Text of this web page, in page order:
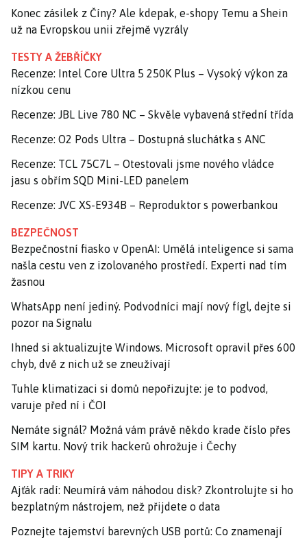
Konec zásilek z Číny? Ale kdepak, e-shopy Temu a Shein
už na Evropskou unii zřejmě vyzrály
TESTY A ŽEBŘÍČKY
Recenze: Intel Core Ultra 5 250K Plus – Vysoký výkon za
nízkou cenu
Recenze: JBL Live 780 NC – Skvěle vybavená střední třída
Recenze: O2 Pods Ultra – Dostupná sluchátka s ANC
Recenze: TCL 75C7L – Otestovali jsme nového vládce
jasu s obřím SQD Mini-LED panelem
Recenze: JVC XS-E934B – Reproduktor s powerbankou
BEZPEČNOST
Bezpečnostní fiasko v OpenAI: Umělá inteligence si sama
našla cestu ven z izolovaného prostředí. Experti nad tím
žasnou
WhatsApp není jediný. Podvodníci mají nový fígl, dejte si
pozor na Signalu
Ihned si aktualizujte Windows. Microsoft opravil přes 600
chyb, dvě z nich už se zneužívají
Tuhle klimatizaci si domů nepořizujte: je to podvod,
varuje před ní i ČOI
Nemáte signál? Možná vám právě někdo krade číslo přes
SIM kartu. Nový trik hackerů ohrožuje i Čechy
TIPY A TRIKY
Ajťák radí: Neumírá vám náhodou disk? Zkontrolujte si ho
bezplatným nástrojem, než přijdete o data
Poznejte tajemství barevných USB portů: Co znamenají